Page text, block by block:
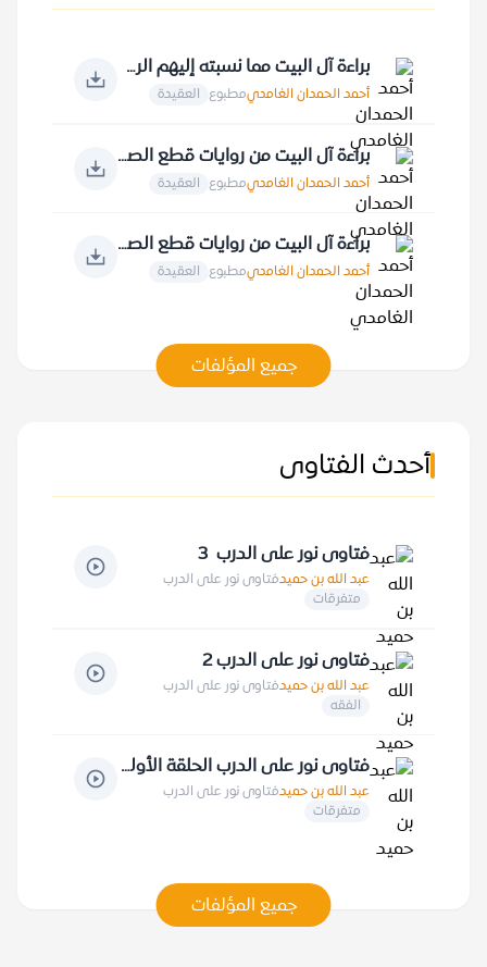
براءة آل البيت مما نسبته إليهم الروايات
أحمد الحمدان الغامديمطبوع العقيدة
براءة آل البيت من روايات قطع الصلة بالصحابة والعرب جميعا
أحمد الحمدان الغامديمطبوع العقيدة
براءة آل البيت من روايات قطع الصلة بالأمة الإسلامية
أحمد الحمدان الغامديمطبوع العقيدة
جميع المؤلفات
أحدث الفتاوى
فتاوى نور على الدرب 3
عبد الله بن حميدفتاوى نور على الدرب
متفرقات
فتاوى نور على الدرب 2
عبد الله بن حميدفتاوى نور على الدرب
الفقه
فتاوى نور على الدرب الحلقة الأولى
عبد الله بن حميدفتاوى نور على الدرب
متفرقات
جميع المؤلفات